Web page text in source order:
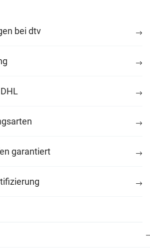
bei dtv
garantiert